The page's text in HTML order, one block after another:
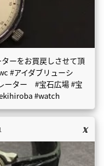
ーをお買戻しさせて頂
#アイダブリューシ
ーター #宝石広場 #宝
#watch